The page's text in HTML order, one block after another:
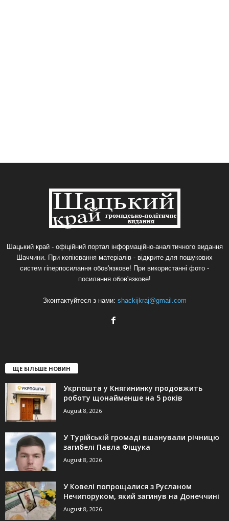
Шацький край - офіційний портал інформаційно-аналітичного видання
Шаччини. При копіювання матеріалів - відкрите для пошукових
систем гіперпосилання обов'язкове! При використанні фото -
посилання обов'язкове!
Зконтактуйтеся з нами: shackijkraj@gmail.com
ЩЕ БІЛЬШЕ НОВИН
Укрпошта у Княгининку продовжить
роботу щонайменше на 5 років
August 8, 2026
У Турійській громаді вшанували річницю
загибелі Павла Фіщука
August 8, 2026
У Ковелі попрощалися з Русланом
Нечипоруком, який загинув на Донеччині
August 8, 2026